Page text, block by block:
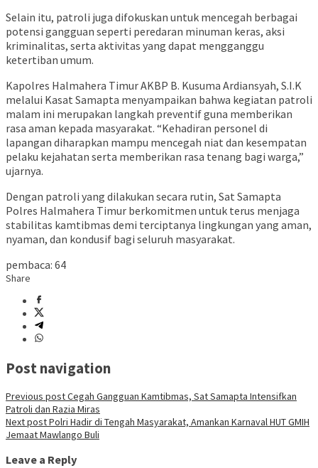
Selain itu, patroli juga difokuskan untuk mencegah berbagai
potensi gangguan seperti peredaran minuman keras, aksi
kriminalitas, serta aktivitas yang dapat mengganggu
ketertiban umum.
Kapolres Halmahera Timur AKBP B. Kusuma Ardiansyah, S.I.K
melalui Kasat Samapta menyampaikan bahwa kegiatan patroli
malam ini merupakan langkah preventif guna memberikan
rasa aman kepada masyarakat. “Kehadiran personel di
lapangan diharapkan mampu mencegah niat dan kesempatan
pelaku kejahatan serta memberikan rasa tenang bagi warga,”
ujarnya.
Dengan patroli yang dilakukan secara rutin, Sat Samapta
Polres Halmahera Timur berkomitmen untuk terus menjaga
stabilitas kamtibmas demi terciptanya lingkungan yang aman,
nyaman, dan kondusif bagi seluruh masyarakat.
pembaca: 64
Share
Post navigation
Previous postCegah Gangguan Kamtibmas, Sat Samapta Intensifkan
Patroli dan Razia Miras
Next postPolri Hadir di Tengah Masyarakat, Amankan Karnaval HUT GMIH
Jemaat Mawlango Buli
Leave a Reply